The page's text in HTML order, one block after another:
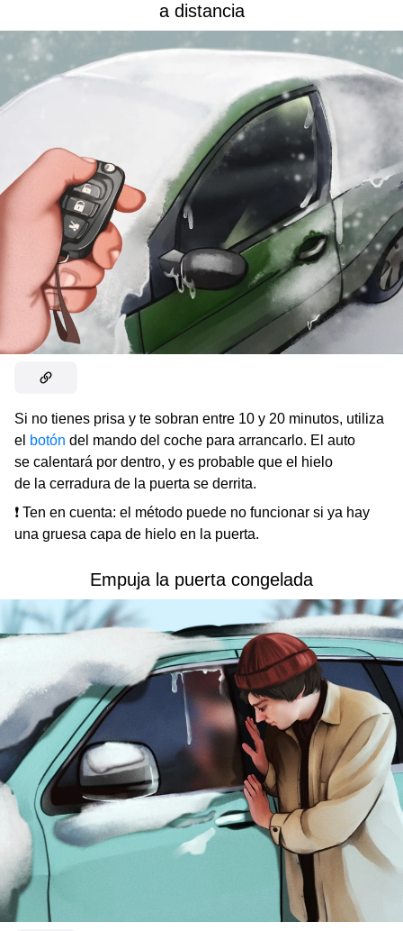
a distancia
Si no tienes prisa y te sobran entre 10 y 20 minutos, utiliza
el botón del mando del coche para arrancarlo. El auto
se calentará por dentro, y es probable que el hielo
de la cerradura de la puerta se derrita.
❗ Ten en cuenta: el método puede no funcionar si ya hay
una gruesa capa de hielo en la puerta.
Empuja la puerta congelada